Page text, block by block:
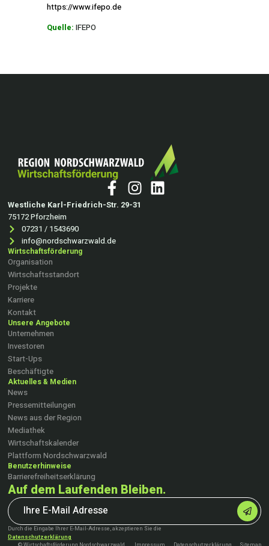
https://www.ifepo.de
Quelle: IFEPO
Westliche Karl-Friedrich-Str. 29-31
75172 Pforzheim
07231 / 1543690
info@nordschwarzwald.de
Wirtschaftsförderung
Organisation
Wirtschaftsstandort
Projekte
Karriere
Kontakt
Unsere Angebote
Unternehmen
Investoren
Start-Ups
Beschäftigte
Aktuelles & Medien
News
Pressemitteilungen
News aus der Region
Mediathek
Wirtschaftskalender
Plattform Nordschwarzwald
Benutzerhinweise
Barrierefreiheitserklärung
Auf dem Laufenden Bleiben.
Durch die Eingabe Ihrer E-Mail-Adresse, akzeptieren Sie die
Datenschutzerklärung